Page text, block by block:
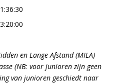
en Lange Afstand (MILA)
(NB: voor junioren zijn geen
van junioren geschiedt naar